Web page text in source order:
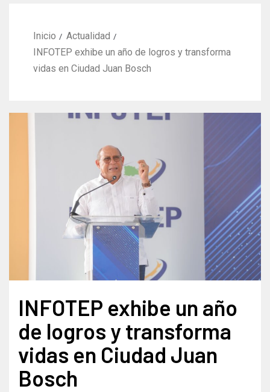
Inicio
Actualidad
INFOTEP exhibe un año de logros y transforma
vidas en Ciudad Juan Bosch
INFOTEP exhibe un año
de logros y transforma
vidas en Ciudad Juan
Bosch